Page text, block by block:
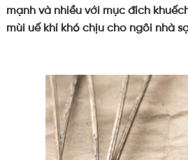
mạnh và nhiều với mục đích
mùi uế khí khó chịu cho ngôi nhà